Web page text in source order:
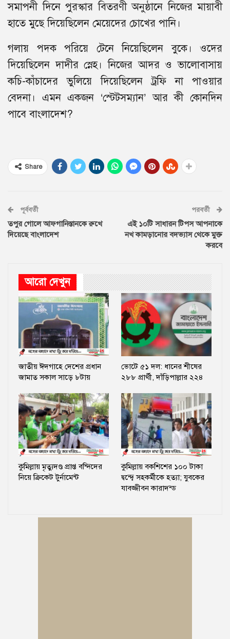
সমাপনী দিনে পুরস্কার বিতরণী অনুষ্ঠানে নিজের মায়াবী
হাতে মুছে দিয়েছিলেন মেয়েদের চোখের পানি।
গলায় পদক পরিয়ে টেনে নিয়েছিলেন বুকে। ওদের
দিয়েছিলেন দাদীর স্নেহ। নিজের আদর ও ভালোবাসায়
কচি-কাঁচাদের ভুলিয়ে দিয়েছিলেন ট্রফি না পাওয়ার
বেদনা। এমন একজন ‘স্টেটসম্যান’ আর কী কোনদিন
পাবে বাংলাদেশ?
Share
পূর্ববর্তী
তপুর গোলে আফগানিস্তানকে রুখে
দিয়েছে বাংলাদেশ
পরবর্তী
এই ১০টি সাধারন টিপস আপনাকে
নখ কামড়ানোর বদভ্যাস থেকে মুক্ত
করবে
আরো দেখুন
জাতীয় ঈদগাহে দেশের প্রধান
জামাত সকাল সাড়ে ৮টায়
ভোটে ৫১ দল: ধানের শীষের
২৮৮ প্রার্থী, দাঁড়িপাল্লার ২২৪
কুমিল্লায় মৃত্যুদণ্ড প্রাপ্ত বন্দিদের
নিয়ে ক্রিকেট টুর্নামেন্ট
কুমিল্লায় বকশিশের ১০০ টাকা
দ্বন্দ্বে সহকর্মীকে হত্যা; যুবকের
যাবজ্জীবন কারাদন্ড